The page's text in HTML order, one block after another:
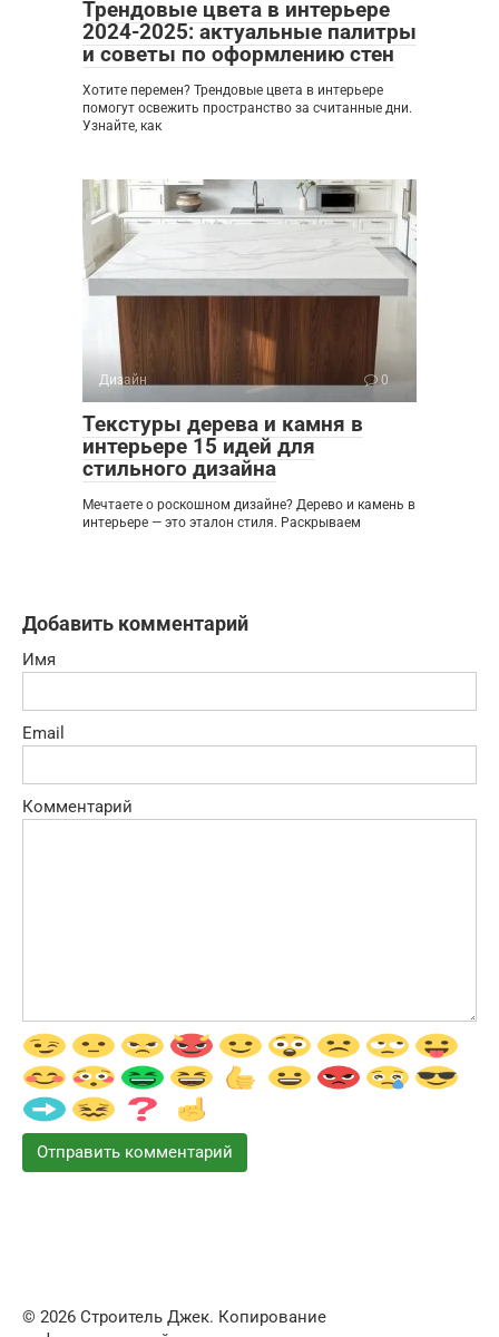
Трендовые цвета в интерьере
2024-2025: актуальные палитры
и советы по оформлению стен
Хотите перемен? Трендовые цвета в интерьере
помогут освежить пространство за считанные дни.
Узнайте, как
Дизайн 0
Текстуры дерева и камня в
интерьере 15 идей для
стильного дизайна
Мечтаете о роскошном дизайне? Дерево и камень в
интерьере — это эталон стиля. Раскрываем
Добавить комментарий
Имя
Email
Комментарий
© 2026 Строитель Джек. Копирование